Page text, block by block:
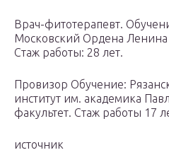
Врач-фитотерапевт.
Московский Ордена Ленина
Стаж работы: 28 лет.
Провизор Обучение:
институт им. академика
факультет. Стаж работы 17
источник